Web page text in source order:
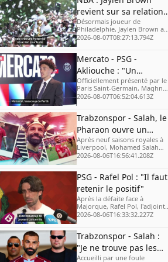
revient sur sa relation
avec Jayson Tatum
Désormais joueur de
Philadelphie, Jaylen Brown a
évoqué sa relation avec Jayson
Tatum. Malgré son départ de
Boston, l'ancien ailier des
Celtics assure conserver un
immense respect pour son ex-
coéquipier.
2026-08-07T08:27:13.794Z
Mercato - PSG -
Akliouche : "Un
honneur de rejoindre
ce club"
Officiellement présenté par le
Paris Saint-Germain, Maghnes
Akliouche n'a pas caché son
émotion. Le milieu offensif
français a remercié Luis
Campos et Luis Enrique pour
la confiance accordée.
2026-08-07T06:52:04.613Z
Trabzonspor - Salah, le
Pharaon ouvre un
nouveau chapitre
Après neuf saisons royales à
Liverpool, Mohamed Salah
s’apprête à écrire une nouvelle
page de sa carrière avec
Trabzonspor.
2026-08-06T16:56:41.208Z
PSG - Rafel Pol : "Il faut
retenir le positif"
Après la défaite face à
Majorque, Rafel Pol, l'adjoint
de Luis Enrique, estime que le
PSG doit s'appuyer sur les
enseignements positifs de
cette rencontre de
préparation, malgré un
contexte particulier.
2026-08-06T16:33:32.227Z
Trabzonspor - Salah :
"Je ne trouve pas les
mots"
Accueilli par une foule